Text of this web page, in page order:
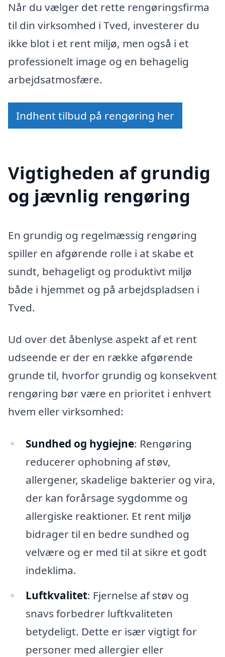
Når du vælger det rette rengøringsfirma
til din virksomhed i Tved, investerer du
ikke blot i et rent miljø, men også i et
professionelt image og en behagelig
arbejdsatmosfære.
Indhent tilbud på rengøring her
Vigtigheden af grundig
og jævnlig rengøring
En grundig og regelmæssig rengøring
spiller en afgørende rolle i at skabe et
sundt, behageligt og produktivt miljø
både i hjemmet og på arbejdspladsen i
Tved.
Ud over det åbenlyse aspekt af et rent
udseende er der en række afgørende
grunde til, hvorfor grundig og konsekvent
rengøring bør være en prioritet i enhvert
hvem eller virksomhed:
Sundhed og hygiejne: Rengøring
reducerer ophobning af støv,
allergener, skadelige bakterier og vira,
der kan forårsage sygdomme og
allergiske reaktioner. Et rent miljø
bidrager til en bedre sundhed og
velvære og er med til at sikre et godt
indeklima.
Luftkvalitet: Fjernelse af støv og
snavs forbedrer luftkvaliteten
betydeligt. Dette er især vigtigt for
personer med allergier eller